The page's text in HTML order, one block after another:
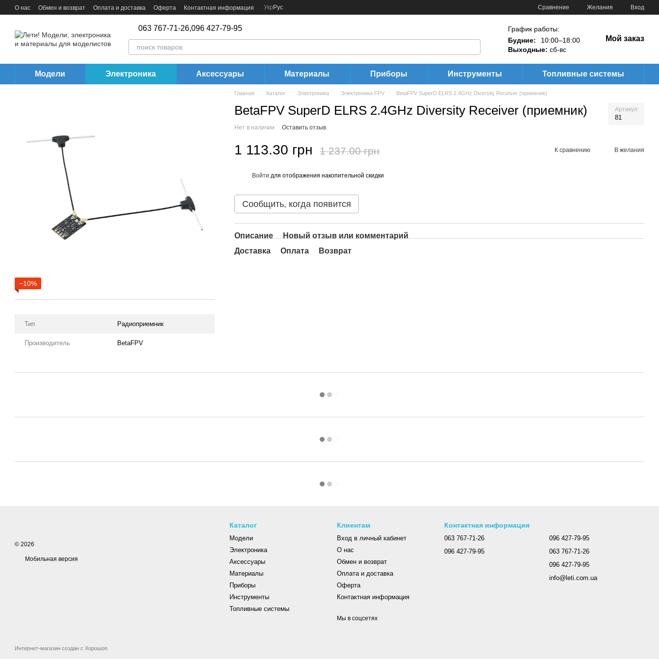
Перейти к основному контенту
О нас Обмен и возврат Оплата и доставка Оферта Контактная информация Укр Рус Сравнение Желания Вход
063 767-71-26,096 427-79-95
График работы:
Будние:
10:00–18:00
Выходные: сб-вс
Мой заказ
Модели Электроника Аксессуары Материалы Приборы Инструменты Топливные системы
−10%
Тип Радиоприемник
Производитель BetaFPV
Главная Каталог Электроника Электроника FPV BetaFPV SuperD ELRS 2.4GHz Diversity Receiver (приемник)
BetaFPV SuperD ELRS 2.4GHz Diversity Receiver (приемник) Артикул
81
Нет в наличии Оставить отзыв
1 113.30 грн 1 237.00 грн К сравнению В желания
Войти для отображения накопительной скидки
Сообщить, когда появится
Описание
Новый отзыв или комментарий
Доставка
Оплата Возврат
© 2026
Мобильная версия
Интернет-магазин создан с Хорошоп
Каталог
Модели
Электроника
Аксессуары
Материалы
Приборы
Инструменты
Топливные системы
Клиентам
Вход в личный кабинет
О нас
Обмен и возврат
Оплата и доставка
Оферта
Контактная информация
Мы в соцсетях
Контактная информация
063 767-71-26
096 427-79-95
096 427-79-95
063 767-71-26
096 427-79-95
info@leti.com.ua